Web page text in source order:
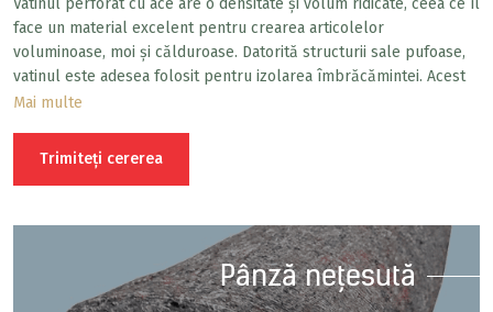
Vatinul perforat cu ace are o densitate și volum ridicate, ceea ce îl
face un material excelent pentru crearea articolelor
voluminoase, moi și călduroase. Datorită structurii sale pufoase,
vatinul este adesea folosit pentru izolarea îmbrăcămintei. Acest
tip de vatin poate fi utilizat și pentru tapițarea mobilierului,
confecționarea jucăriilor și a pernelor decorative.
Mai multe
Trimiteți cererea
Pânză nețesută